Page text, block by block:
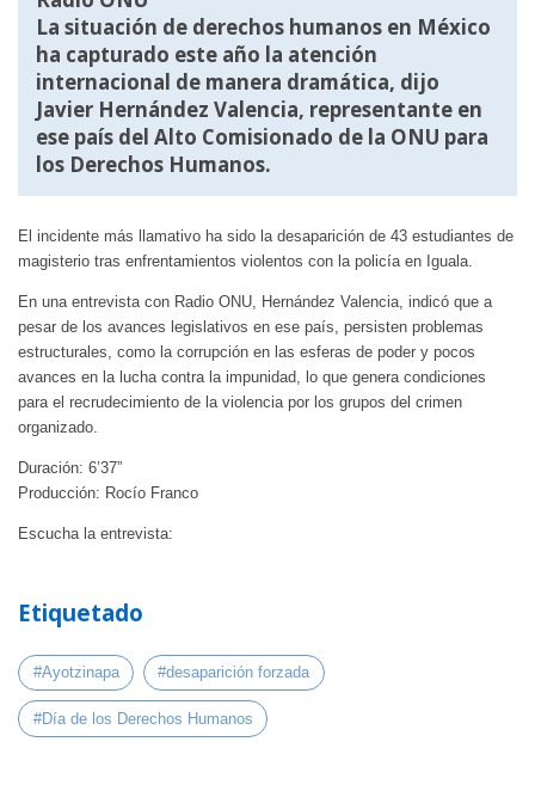
La situación de derechos humanos en México
ha capturado este año la atención
internacional de manera dramática, dijo
Javier Hernández Valencia, representante en
ese país del Alto Comisionado de la ONU para
los Derechos Humanos.
El incidente más llamativo ha sido la desaparición de 43 estudiantes de
magisterio tras enfrentamientos violentos con la policía en Iguala.
En una entrevista con Radio ONU, Hernández Valencia, indicó que a
pesar de los avances legislativos en ese país, persisten problemas
estructurales, como la corrupción en las esferas de poder y pocos
avances en la lucha contra la impunidad, lo que genera condiciones
para el recrudecimiento de la violencia por los grupos del crimen
organizado.
Duración: 6’37”
Producción: Rocío Franco
Escucha la entrevista:
Etiquetado
#Ayotzinapa #desaparición forzada
#Día de los Derechos Humanos